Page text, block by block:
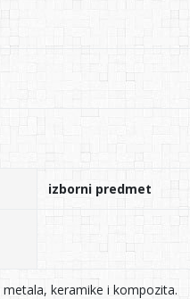
izborni predmet
keramike i kompozita.